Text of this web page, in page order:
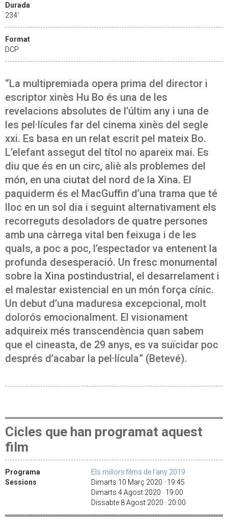
Durada
234'
Format
DCP
“La multipremiada opera prima del director i
escriptor xinès Hu Bo és una de les
revelacions absolutes de l’últim any i una de
les pel·lícules far del cinema xinès del segle
xxi. Es basa en un relat escrit pel mateix Bo.
L’elefant assegut del títol no apareix mai. Es
diu que és en un circ, aliè als problemes del
món, en una ciutat del nord de la Xina. El
paquiderm és el MacGuffin d’una trama que té
lloc en un sol dia i seguint alternativament els
recorreguts desoladors de quatre persones
amb una càrrega vital ben feixuga i de les
quals, a poc a poc, l’espectador va entenent la
profunda desesperació. Un fresc monumental
sobre la Xina postindustrial, el desarrelament i
el malestar existencial en un món força cínic.
Un debut d’una maduresa excepcional, molt
dolorós emocionalment. El visionament
adquireix més transcendència quan sabem
que el cineasta, de 29 anys, es va suïcidar poc
després d’acabar la pel·lícula” (Betevé).
Cicles que han programat aquest
film
Programa
Els millors films de l’any 2019
Sessions
Dimarts 10 Març 2020 · 19:45
Dimarts 4 Agost 2020 · 19:00
Dissabte 8 Agost 2020 · 20:00